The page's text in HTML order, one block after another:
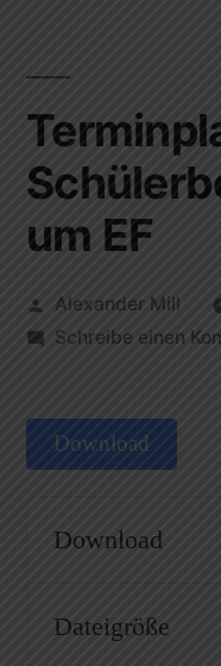
um EF
Alexander Mill
Schreibe einen
Download
Download
Dateigröße